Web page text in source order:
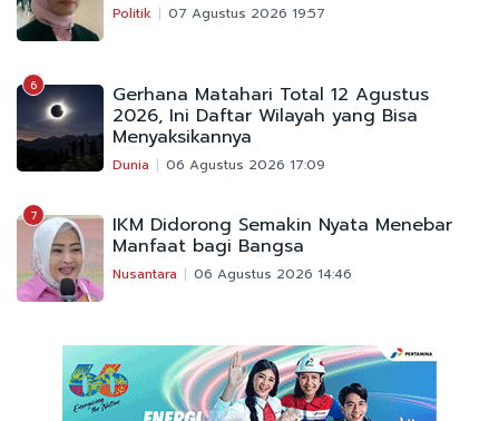
Politik 07 Agustus 2026 19:57
6 Gerhana Matahari Total 12 Agustus
2026, Ini Daftar Wilayah yang Bisa
Menyaksikannya
Dunia 06 Agustus 2026 17:09
7 IKM Didorong Semakin Nyata Menebar
Manfaat bagi Bangsa
Nusantara 06 Agustus 2026 14:46